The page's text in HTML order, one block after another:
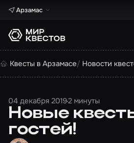
Арзамас
Квесты в Арзамасе Новости
04 декабря 20192 минуты
Новые
гостей!